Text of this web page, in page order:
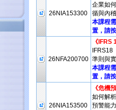
26NIA153300
企業如
循與內
本課程
置，請
26NFA200700
《IFRS
準則與
本課程
置，請
26NIA153500
《危機
如何解
預警能